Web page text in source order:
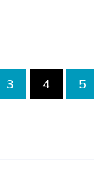
3 4 5